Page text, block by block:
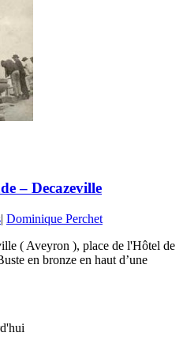
– Decazeville
| Dominique Perchet
( Aveyron ), place de l'Hôtel de
en bronze en haut d’une